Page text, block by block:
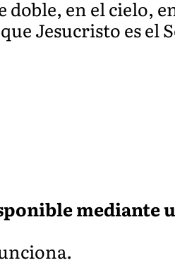
doble, en el cielo,
Jesucristo es el
mediante